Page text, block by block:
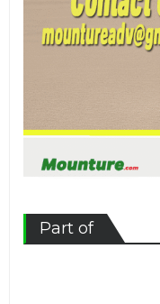
Part of